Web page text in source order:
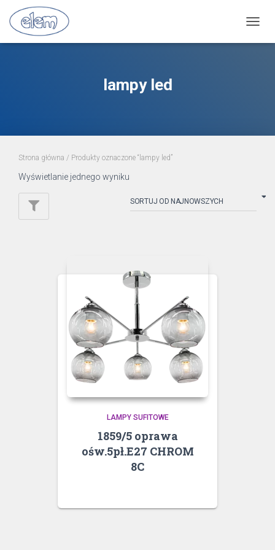
lampy led
Strona główna / Produkty oznaczone “lampy led”
Wyświetlanie jednego wyniku
LAMPY SUFITOWE
1859/5 oprawa
ośw.5pł.E27 CHROM
8C